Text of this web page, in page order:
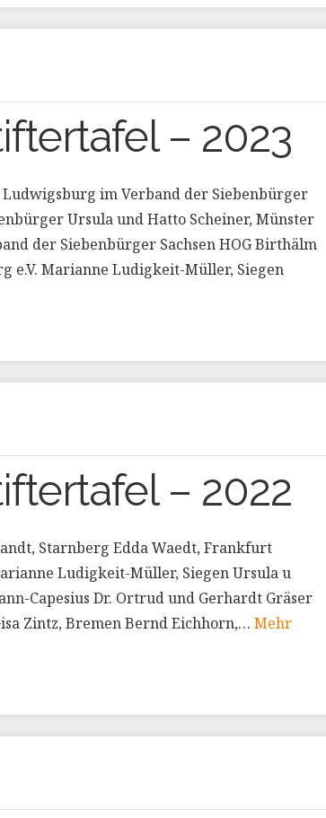
– 2023
im Verband der Siebenbürger
Ursula und Hatto Scheiner, Münster
der Siebenbürger Sachsen HOG Birthälm
e.V. Marianne Ludigkeit-Müller, Siegen
– 2022
Starnberg Edda Waedt, Frankfurt
Ludigkeit-Müller, Siegen Ursula u
Capesius Dr. Ortrud und Gerhardt Gräser
Zintz, Bremen Bernd Eichhorn,…Mehr